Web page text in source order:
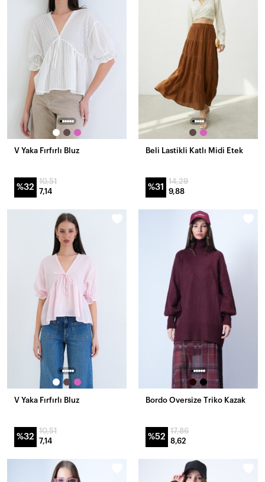
V Yaka Fırfırlı Bluz
%32
10,51
7,14
Beli Lastikli Katlı Midi Etek
%31
14,29
9,88
V Yaka Fırfırlı Bluz
%32
10,51
7,14
Bordo Oversize Triko Kazak
%52
17,86
8,62